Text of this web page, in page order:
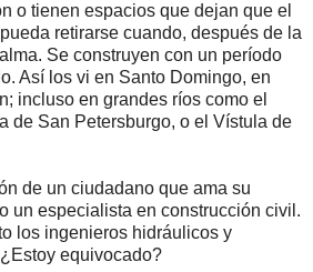
o tienen espacios que dejan que el
retirarse cuando, después de la
Se construyen con un período
Así los vi en Santo Domingo, en
incluso en grandes ríos como el
de San Petersburgo, o el Vístula de
de un ciudadano que ama su
un especialista en construcción civil.
los ingenieros hidráulicos y
equivocado?